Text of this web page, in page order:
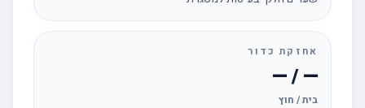
אחזקת כדור
— / —
בית / חוץ